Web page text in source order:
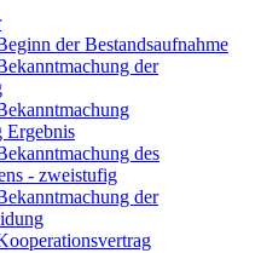
der Bestandsaufnahme
der
Ergebnis
des
- zweistufig
der